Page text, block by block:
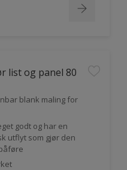
list og panel 80
blank maling for
godt og har en
utflyt som gjør den